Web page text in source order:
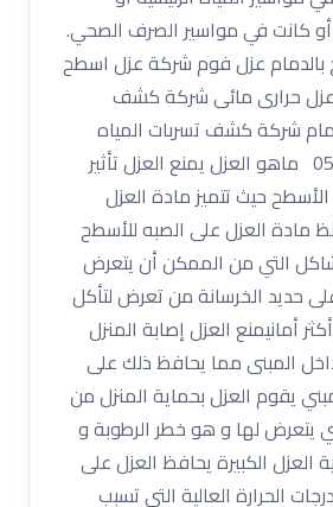
أو كانت في مواسير الصرف الصحي.
عزل فوم شركة عزل اسطح
عزل حرارى مائى شركة كشف
شركة كشف تسربات المياه
بالدمام 053394293 ماهو العزل يمنع العزل تأثير
حيث تتميز مادة العزل
مادة العزل على الصبه للأسطح
التي من الممكن أن يتعرض
حديد الخرسانة من تعرض لتأكل
أمانيمنع العزل إصابة المنزل
المبنى مما يحافظ ذلك على
يقوم العزل بحماية المنزل من
يتعرض لها و هو خطر الرطوبة و
العزل الكبيرة يحافظ العزل على
الحرارة العالية التي تسبب